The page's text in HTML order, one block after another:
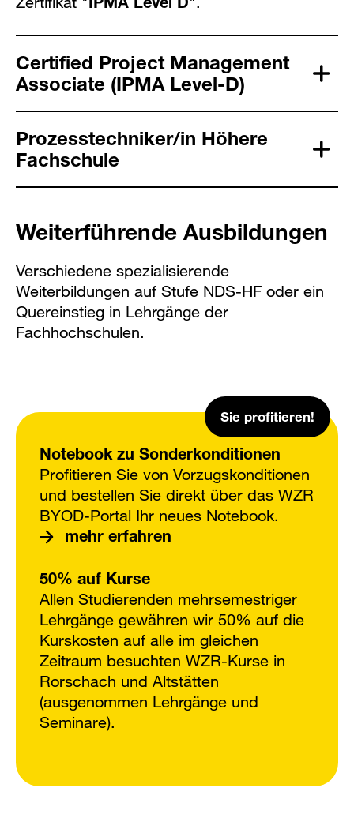
Certified Project Management
Associate (IPMA Level-D)
Prozesstechniker/in Höhere
Fachschule
Weiterführende Ausbildungen
Verschiedene spezialisierende
Weiterbildungen auf Stufe NDS-HF oder ein
Quereinstieg in Lehrgänge der
Fachhochschulen.
Sie profitieren!
Notebook zu Sonderkonditionen
Profitieren Sie von Vorzugskonditionen
und bestellen Sie direkt über das WZR
BYOD-Portal Ihr neues Notebook.
mehr erfahren
50% auf Kurse
Allen Studierenden mehrsemestriger
Lehrgänge gewähren wir 50% auf die
Kurskosten auf alle im gleichen
Zeitraum besuchten WZR-Kurse in
Rorschach und Altstätten
(ausgenommen Lehrgänge und
Seminare).